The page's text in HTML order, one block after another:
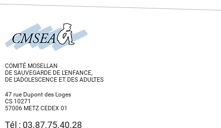
COMITÉ MOSELLAN
DE SAUVEGARDE DE L'ENFANCE,
DE L'ADOLESCENCE ET DES ADULTES
47 rue Dupont des Loges
CS 10271
57006 METZ CEDEX 01
Tél : 03.87.75.40.28